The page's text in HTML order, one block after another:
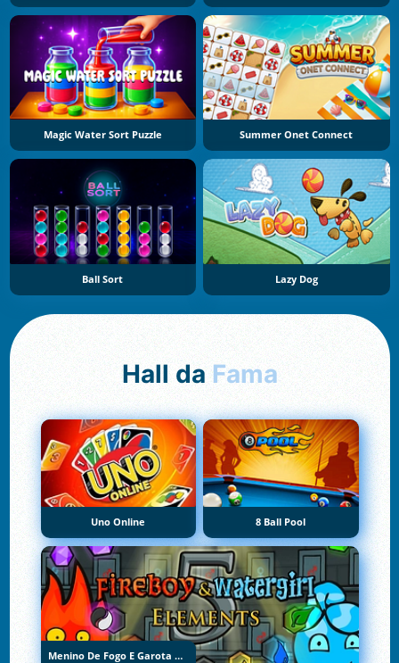
Magic Water Sort Puzzle Summer Onet Connect
Ball Sort Lazy Dog
Hall da Fama
Uno Online 8 Ball Pool
Menino De Fogo E Garota De Água 5: Elementos